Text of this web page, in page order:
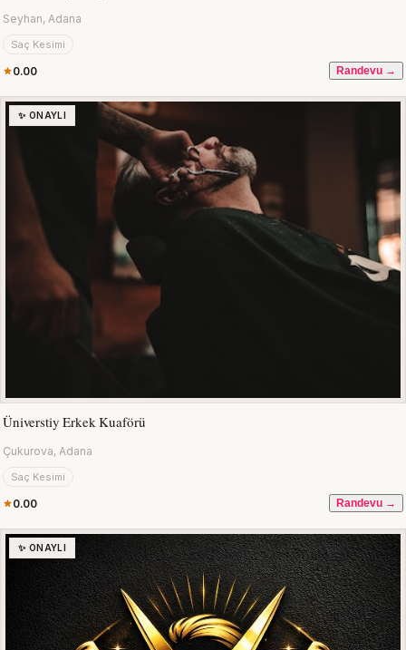
Seyhan, Adana
Saç Kesimi
0.00 Randevu →
✨ ONAYLI
Üniverstiy Erkek Kuaförü
Çukurova, Adana
Saç Kesimi
0.00 Randevu →
✨ ONAYLI